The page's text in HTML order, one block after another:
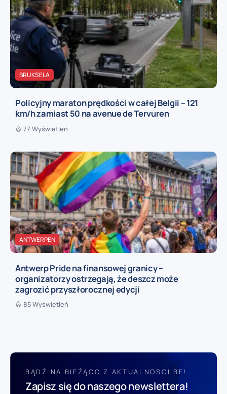
BRUKSELA
Policyjny maraton prędkości w całej Belgii – 121
km/h zamiast 50 na avenue de Tervuren
77 Wyświetleń
ANTWERPEN
Antwerp Pride na finansowej granicy –
organizatorzy ostrzegają, że deszcz może
zagrozić przyszłorocznej edycji
85 Wyświetleń
BĄDŹ NA BIEŻĄCO Z AKTUALNOSCI.BE!
Zapisz się do naszego newslettera!